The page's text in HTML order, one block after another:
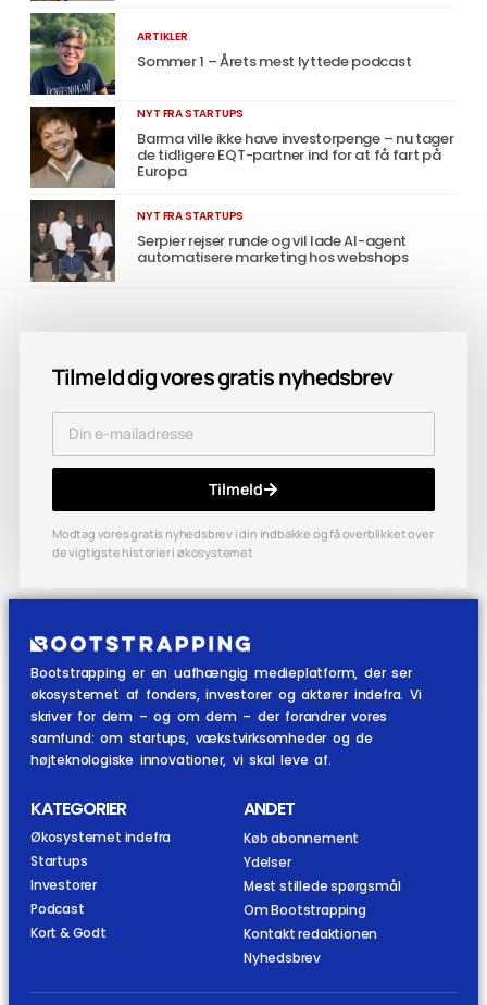
ARTIKLER
Sommer 1 – Årets mest lyttede podcast
NYT FRA STARTUPS
Barma ville ikke have investorpenge – nu tager
de tidligere EQT-partner ind for at få fart på
Europa
NYT FRA STARTUPS
Serpier rejser runde og vil lade AI-agent
automatisere marketing hos webshops
Tilmeld dig vores gratis nyhedsbrev
Tilmeld
Modtag vores gratis nyhedsbrev i din indbakke og få overblikket over
de vigtigste historier i økosystemet
Bootstrapping er en uafhængig medieplatform, der ser
økosystemet af fonders, investorer og aktører indefra. Vi
skriver for dem – og om dem – der forandrer vores
samfund: om startups, vækstvirksomheder og de
højteknologiske innovationer, vi skal leve af.
KATEGORIER
Økosystemet indefra
Startups
Investorer
Podcast
Kort & Godt
ANDET
Køb abonnement
Ydelser
Mest stillede spørgsmål
Om Bootstrapping
Kontakt redaktionen
Nyhedsbrev